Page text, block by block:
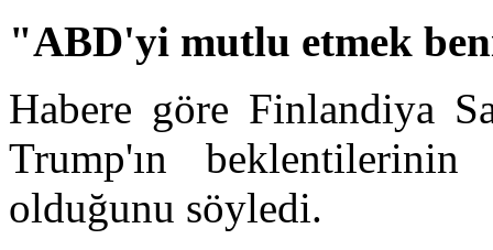
"ABD'yi mutlu etmek
Habere göre Finlandiya
Trump'ın
olduğunu söyledi.